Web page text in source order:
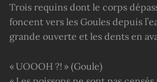
Trois requins dont le corps
foncent vers les Goules depuis
grande ouverte et les dents en
« UOOOH ?! » (Goule)